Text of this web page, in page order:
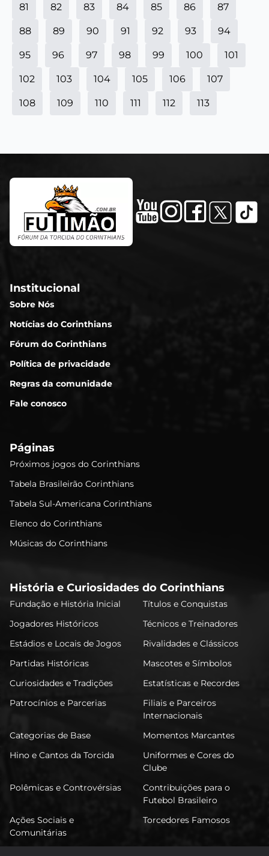
81 82 83 84 85 86 87
88 89 90 91 92 93 94
95 96 97 98 99 100 101
102 103 104 105 106 107
108 109 110 111 112 113
Institucional
Sobre Nós
Notícias do Corinthians
Fórum do Corinthians
Política de privacidade
Regras da comunidade
Fale conosco
Páginas
Próximos jogos do Corinthians
Tabela Brasileirão Corinthians
Tabela Sul-Americana Corinthians
Elenco do Corinthians
Músicas do Corinthians
História e Curiosidades do Corinthians
Fundação e História Inicial
Títulos e Conquistas
Jogadores Históricos
Técnicos e Treinadores
Estádios e Locais de Jogos
Rivalidades e Clássicos
Partidas Históricas
Mascotes e Símbolos
Curiosidades e Tradições
Estatísticas e Recordes
Patrocínios e Parcerias
Filiais e Parceiros
Internacionais
Categorias de Base
Momentos Marcantes
Hino e Cantos da Torcida
Uniformes e Cores do
Clube
Polêmicas e Controvérsias
Contribuições para o
Futebol Brasileiro
Ações Sociais e
Comunitárias
Torcedores Famosos